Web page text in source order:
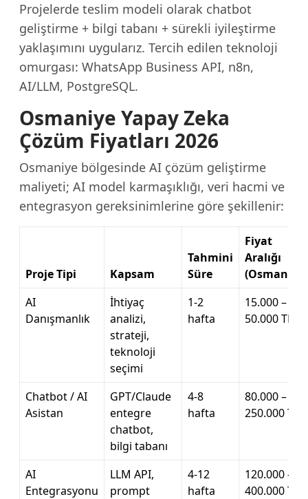
Projelerde teslim modeli olarak chatbot
geliştirme + bilgi tabanı + sürekli iyileştirme
yaklaşımını uygularız. Tercih edilen teknoloji
omurgası: WhatsApp Business API, n8n,
AI/LLM, PostgreSQL.
Osmaniye Yapay Zeka
Çözüm Fiyatları 2026
Osmaniye bölgesinde AI çözüm geliştirme
maliyeti; AI model karmaşıklığı, veri hacmi ve
entegrasyon gereksinimlerine göre şekillenir:
Proje Tipi Kapsam
Tahmini
Süre
Fiyat
Aralığı
(Osmaniye)
AI
Danışmanlık
İhtiyaç
analizi,
strateji,
teknoloji
seçimi
1-2
hafta
15.000 –
50.000 TL
Chatbot / AI
Asistan
GPT/Claude
entegre
chatbot,
bilgi tabanı
4-8
hafta
80.000 –
250.000 TL
AI
Entegrasyonu
LLM API,
prompt
4-12
hafta
120.000 –
400.000 TL